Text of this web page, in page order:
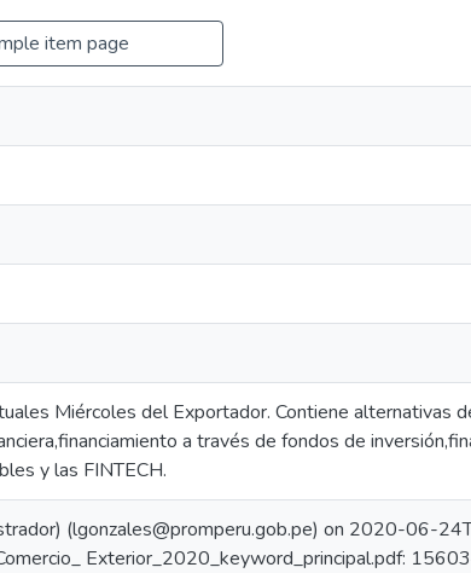
item page
Miércoles del Exportador. Contiene alternativas
a través de fondos de
y las FINTECH.
(lgonzales@promperu.gob.pe) on 2020-06-
Exterior_2020_keyword_principal.pdf: